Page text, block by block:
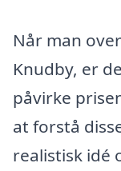
Når man
Knudby, er
påvirke
at forstå
realistisk idé